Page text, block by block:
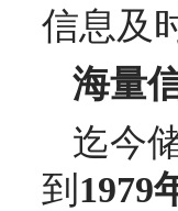
信息及
海量
迄今
到 1979